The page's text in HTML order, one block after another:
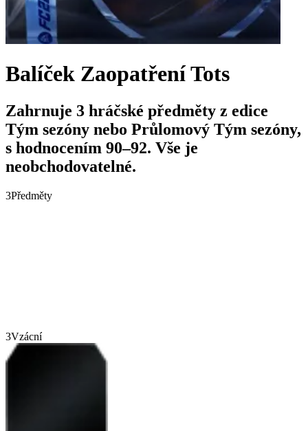
Balíček Zaopatření Tots
Zahrnuje 3 hráčské předměty z edice
Tým sezóny nebo Průlomový Tým sezóny,
s hodnocením 90–92. Vše je
neobchodovatelné.
3Předměty
3Vzácní